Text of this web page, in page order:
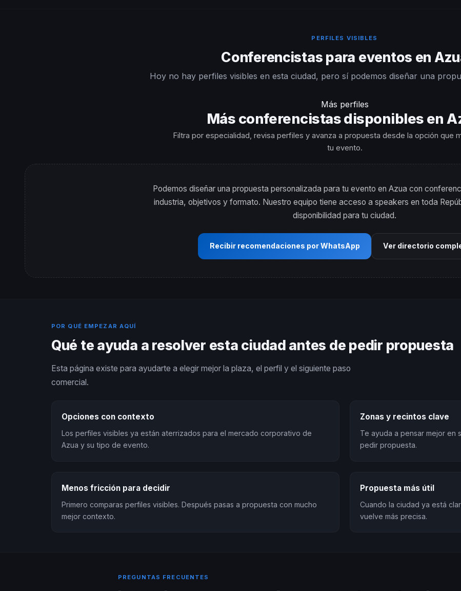
PERFILES VISIBLES
Conferencistas para eventos en
Hoy no hay perfiles visibles en esta ciudad, pero sí podemos diseñar una
Más perfiles
Más conferencistas disponibles en
Filtra por especialidad, revisa perfiles y avanza a propuesta desde la opción que
tu evento.
Podemos diseñar una propuesta personalizada para tu evento en Azua con
industria, objetivos y formato. Nuestro equipo tiene acceso a speakers en toda
disponibilidad para tu ciudad.
Recibir recomendaciones por WhatsApp Ver directorio
POR QUÉ EMPEZAR AQUÍ
Qué te ayuda a resolver esta ciudad antes de pedir propuesta
Esta página existe para ayudarte a elegir mejor la plaza, el perfil y el siguiente paso
comercial.
Opciones con contexto
Los perfiles visibles ya están aterrizados para el mercado corporativo de
Azua y su tipo de evento.
Zonas y recintos clave
Te ayuda a pensar mejor en
pedir propuesta.
Menos fricción para decidir
Primero comparas perfiles visibles. Después pasas a propuesta con mucho
mejor contexto.
Propuesta más útil
Cuando la ciudad ya está
vuelve más precisa.
PREGUNTAS FRECUENTES